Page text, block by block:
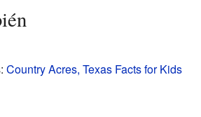
Country Acres, Texas Facts for Kids